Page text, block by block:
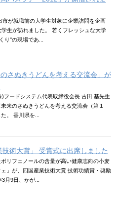
市が就職前の大学生対象に企業訪問を企画
学生が訪れました。 若くフレッシュな大学
り"の現場であ...
さぬきうどんを考える交流会」が
)フードシステム代表取締役会長 古田 基先生
来のさぬきうどんを考える交流会（第１
。 香川県を...
技術大賞」 受賞式に出席しました
リフェノールの含量が高い健康志向の小麦
」が、四国産業技術大賞 技術功績賞・奨励
月9日、かが...